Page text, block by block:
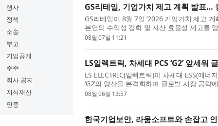
행사
정책
소송
부고
기업공개
주주
회사 공지
지식재산
인증
GS리테일, 기업가치 제고 계획 발표…
GS리테일이 8월 7일 ‘2026 기업가치 제고
본연의 수익성 강화 및 자산 효율성 제고를
주주환원 정책을 강화한다는 것이 ...
08월 07일 11:21
LS일렉트릭, 차세대 PCS ‘G2’ 앞세워
LS ELECTRIC(일렉트릭)이 차세대 ESS(에
‘G2’의 양산을 본격화하며 글로벌 시장 공
안사업장 DC팩토리에서 구자균 회장을 비롯
08월 06일 13:57
한국기업보안, 라움소프트와 손잡고